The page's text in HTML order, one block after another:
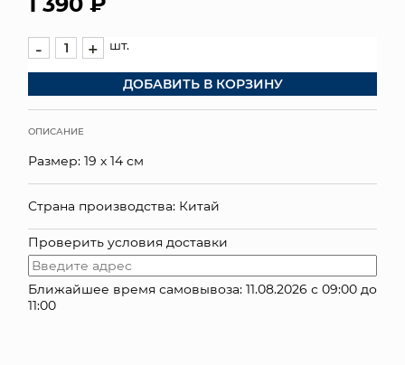
ПОДАРОЧНЫЕ КАРТЫ
ОПТОВЫМ КЛИЕНТАМ
ДОСТАВКА И ОПЛАТА
КОНТАКТЫ
- + шт.
ДОБАВИТЬ В КОРЗИНУ
ОПИСАНИЕ
Размер: 19 х 14 см
Страна производства: Китай
Проверить условия доставки
Ближайшее время самовывоза: 11.08.2026 с 09:00 до
11:00